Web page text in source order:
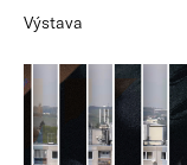
Výstava